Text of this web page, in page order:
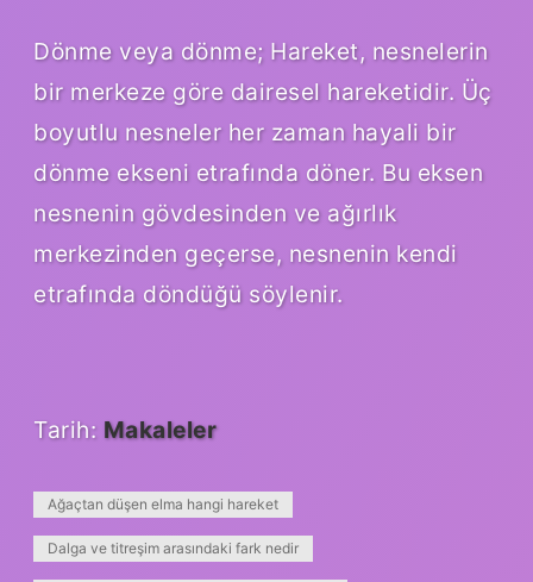
Dönme veya dönme; Hareket, nesnelerin
bir merkeze göre dairesel hareketidir. Üç
boyutlu nesneler her zaman hayali bir
dönme ekseni etrafında döner. Bu eksen
nesnenin gövdesinden ve ağırlık
merkezinden geçerse, nesnenin kendi
etrafında döndüğü söylenir.
Tarih: Makaleler
Ağaçtan düşen elma hangi hareket
Dalga ve titreşim arasındaki fark nedir